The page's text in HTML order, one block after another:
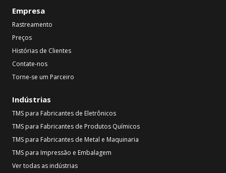
Empresa
Rastreamento
Preços
Histórias de Clientes
Contate-nos
Torne-se um Parceiro
Indústrias
TMS para Fabricantes de Eletrônicos
TMS para Fabricantes de Produtos Químicos
TMS para Fabricantes de Metal e Maquinaria
TMS para Impressão e Embalagem
Ver todas as indústrias